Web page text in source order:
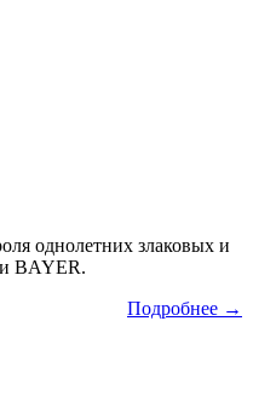
однолетних злаковых и
BAYER.
Подробнее →